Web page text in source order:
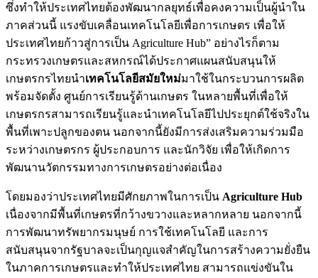
ซึ่งทำให้ประเทศไทยต้องพัฒนากลยุทธ์เพื่อคงความเป็นผู้นำใน
ภาคส่วนนี้ แรงขับเคลื่อนเทคโนโลยีเพื่อการเกษตร เพื่อให้
ประเทศไทยก้าวสู่การเป็น Agriculture Hub” อย่างไรก็ตาม
กระทรวงเกษตรและสหกรณ์ได้ประกาศแผนสนับสนุนให้
เกษตรกรไทยนำเทคโนโลยีสมัยใหม่มาใช้ในกระบวนการผลิต
พร้อมจัดตั้ง ศูนย์การเรียนรู้ด้านเกษตร ในหลายพื้นที่เพื่อให้
เกษตรกรสามารถเรียนรู้และนำเทคโนโลยีไปประยุกต์ใช้จริงใน
พื้นที่เพาะปลูกของตน นอกจากนี้ยังมีการส่งเสริมความร่วมมือ
ระหว่างเกษตรกร ผู้ประกอบการ และนักวิจัย เพื่อให้เกิดการ
พัฒนานวัตกรรมทางการเกษตรอย่างต่อเนื่อง
โดยมองว่าประเทศไทยมีศักยภาพในการเป็น Agriculture Hub
เนื่องจากมีพื้นที่เกษตรที่กว้างขวางและหลากหลาย นอกจากนี้
การพัฒนาทรัพยากรมนุษย์ การใช้เทคโนโลยี และการ
สนับสนุนจากรัฐบาลจะเป็นกุญแจสำคัญในการสร้างความยั่งยืน
ในภาคการเกษตรและทำให้ประเทศไทย สามารถแข่งขันใน